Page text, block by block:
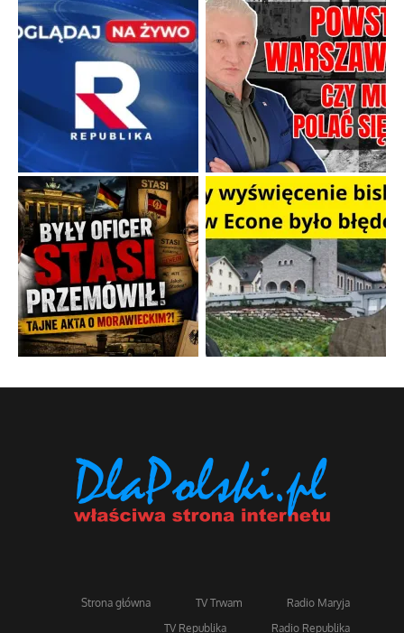
Strona główna TV Trwam
Radio Maryja
TV Republika
Radio Republika